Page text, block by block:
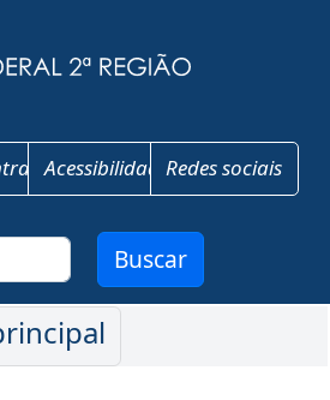
AcessibilidadeRedes sociais
Buscar